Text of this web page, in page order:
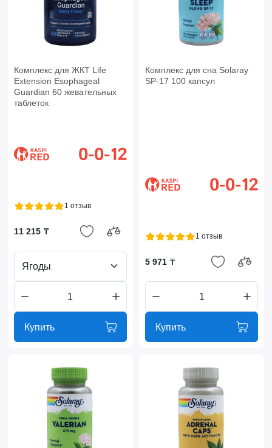
Комплекс для ЖКТ Life
Extension Esophageal
Guardian 60 жевательных
таблеток
1 отзыв
11 215 ₸
Ягоды
Купить
Комплекс для сна Solaray
SP-17 100 капсул
1 отзыв
5 971 ₸
Купить